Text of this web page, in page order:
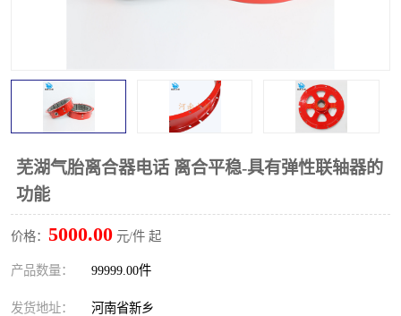
芜湖气胎离合器电话 离合平稳-具有弹性联轴器的
功能
价格： 5000.00 元/件 起
产品数量： 99999.00件
发货地址： 河南省新乡